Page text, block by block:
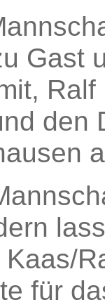
Gast
den
für